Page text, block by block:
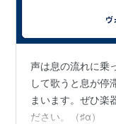
声は息の流れに乗
して歌うと息が停
まいます。ぜひ楽
ださい。（♯α）